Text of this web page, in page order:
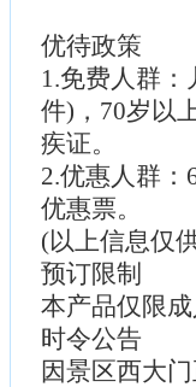
优待政策
1.免费人群
件)，70岁以
疾证。
2.优惠人群
优惠票。
(以上信息仅
预订限制
本产品仅限
时令公告
因景区西大